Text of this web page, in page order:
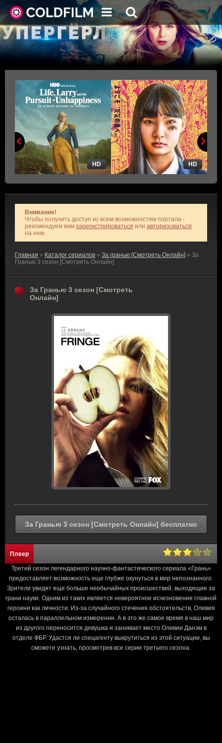
HD HD
Внимание!
Чтобы получить доступ ко всем возможностям портала -
рекомендуем вам зарегистрироваться или авторизоваться
на нем.
Главная » Каталог сериалов » За гранью [Смотреть Онлайн] » За
Гранью 3 сезон [Смотреть Онлайн]
За Гранью 3 сезон [Смотреть
Онлайн]
За Гранью 3 сезон [Смотреть Онлайн] бесплатно
Плеер
Третий сезон легендарного научно-фантастического сериала «Грань»
предоставляет возможность еще глубже окунуться в мир непознанного.
Зрители увидят еще больше необычайных происшествий, выходящие за
грани науки. Одним из таких является невероятное исчезновение главной
героини как личности. Из-за случайного стечения обстоятельств, Оливия
осталась в параллельном измерении. А в это же самое время в наш мир
из другого переносится девушка и занимает место Оливии Данэм в
отделе ФБР. Удастся ли спецагенту выкрутиться из этой ситуации, вы
сможете узнать, просмотрев все серии третьего сезона.